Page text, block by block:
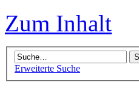
Zum Inhalt
Erweiterte Suche